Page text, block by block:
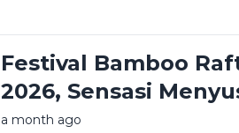
Festival Bamboo
2026, Sensasi
Amandit dengan
a month ago